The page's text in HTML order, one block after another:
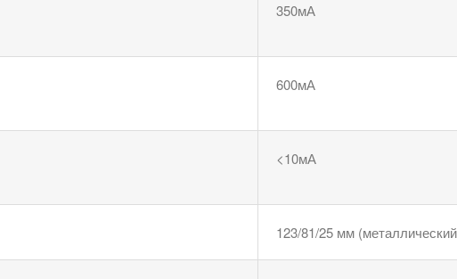
350мА
600мА
<10мА
123/81/25 мм